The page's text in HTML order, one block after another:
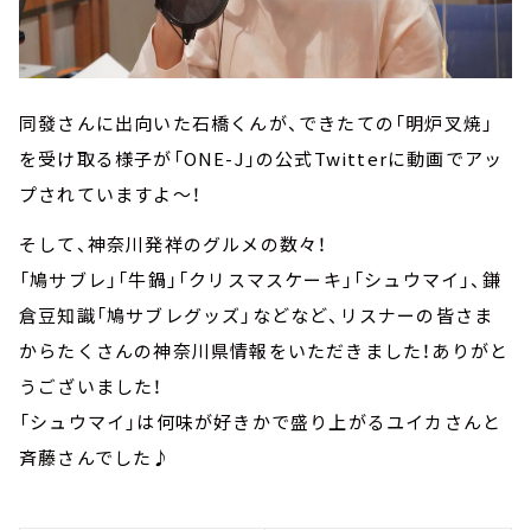
同發さんに出向いた石橋くんが、できたての「明炉叉焼」
を受け取る様子が「ONE-J」の公式Twitterに動画でアッ
プされていますよ～！
そして、神奈川発祥のグルメの数々！
「鳩サブレ」「牛鍋」「クリスマスケーキ」「シュウマイ」、鎌
倉豆知識「鳩サブレグッズ」などなど、リスナーの皆さま
からたくさんの神奈川県情報をいただきました！ありがと
うございました！
「シュウマイ」は何味が好きかで盛り上がるユイカさんと
斉藤さんでした♪